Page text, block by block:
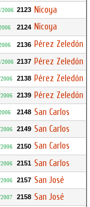
2006 2123 Nicoya
2124 Nicoya
2136 Pérez Zeledón
2006 2137 Pérez Zeledón
2138 Pérez Zeledón
2139 Pérez Zeledón
2148 San Carlos
2149 San Carlos
2150 San Carlos
2151 San Carlos
2157 San José
2158 San José